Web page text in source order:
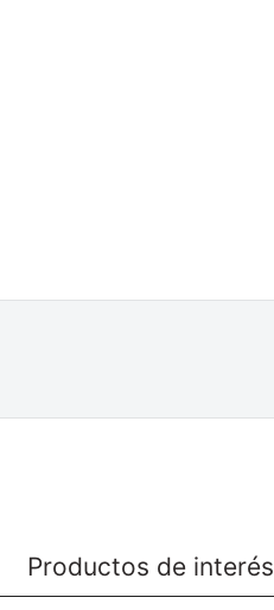
Productos de interés